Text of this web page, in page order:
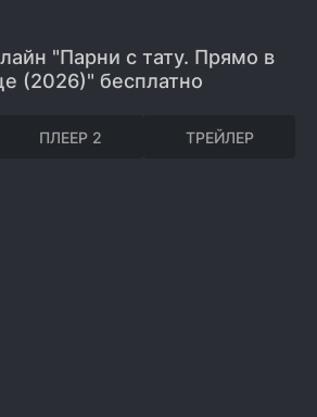
"Парни с тату. Прямо в
(2026)" бесплатно
ПЛЕЕР 2 ТРЕЙЛЕР